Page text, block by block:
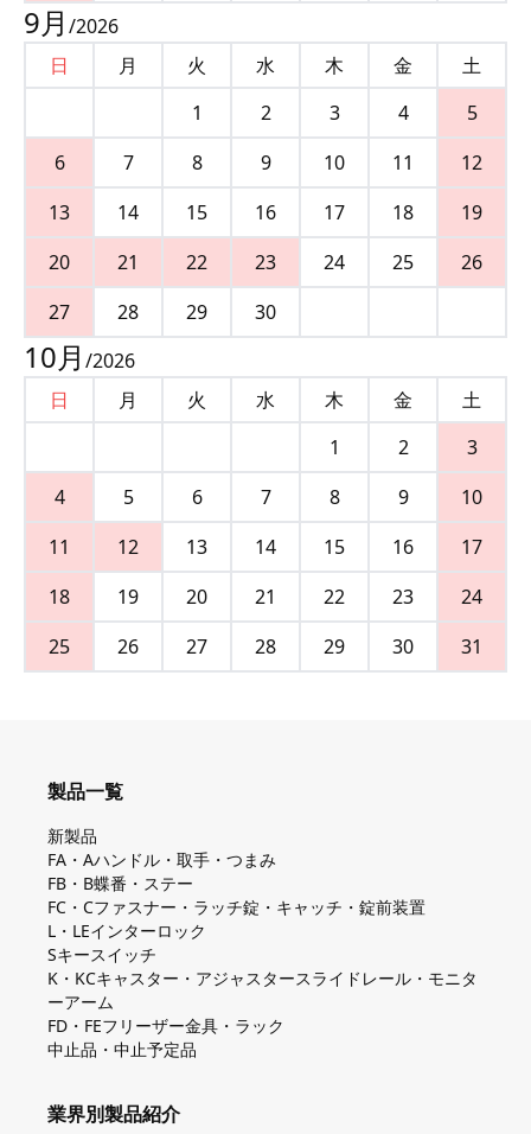
9月 /2026
日
月 火 水 木 金
土
1
2 3 4
5
6
7 8 9 10 11
12
13
14 15 16 17 18
19
20
21 22 23 24 25
26
27
28 29 30
10月 /2026
日
月 火 水 木 金
土
1
2
3
4
5 6 7 8 9
10
11
12 13 14 15 16
17
18
19 20 21 22 23
24
25
26 27 28 29 30 31
製品一覧
新製品
FA・Aハンドル・取手・つまみ
FB・B蝶番・ステー
FC・Cファスナー・ラッチ錠・キャッチ・錠前装置
L・LEインターロック
Sキースイッチ
K・KCキャスター・アジャスタースライドレール・モニタ
ーアーム
FD・FEフリーザー金具・ラック
中止品・中止予定品
業界別製品紹介